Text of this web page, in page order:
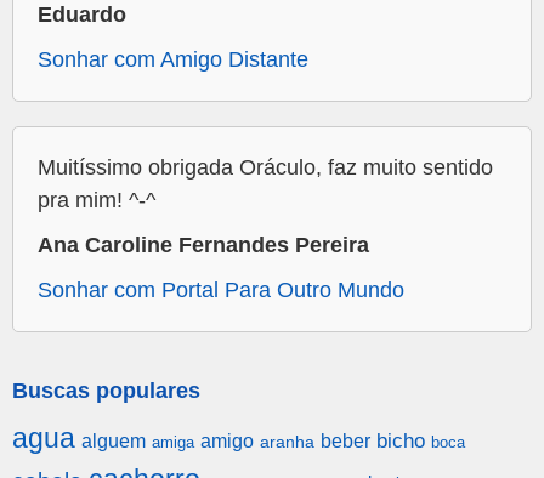
Eduardo
Sonhar com Amigo Distante
Muitíssimo obrigada Oráculo, faz muito sentido
pra mim! ^-^
Ana Caroline Fernandes Pereira
Sonhar com Portal Para Outro Mundo
Buscas populares
agua alguem amiga amigo aranha beber bicho boca